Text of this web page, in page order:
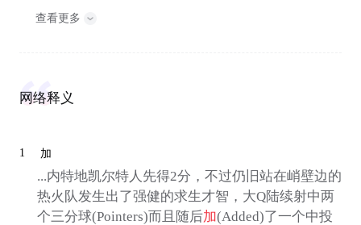
查看更多
网络释义
1 加
...内特地凯尔特人先得2分，不过仍旧站在峭壁边的
热火队发生出了强健的求生才智，大Q陆续射中两
个三分球(Pointers)而且随后加(Added)了一个中投